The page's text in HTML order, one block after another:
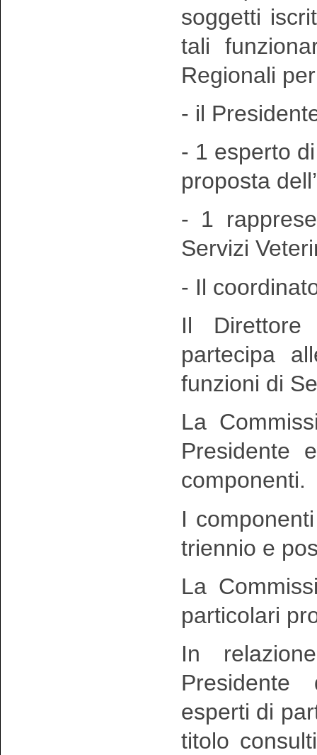
soggetti
tali
Regionali
- il
- 1 esperto
proposta
- 1
Servizi
- Il
Il Direttore
partecipa
funzioni di
La
Presidente
componenti.
I
triennio e
La
particolari
In
esperti di
titolo